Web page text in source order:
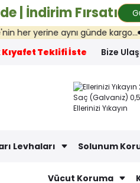
| İndirim Fırsatı
aynı günde kargo... 0 (216) 577
Kıyafet Teklifi İste Bize
Levhaları Solunum
Vücut Koruma